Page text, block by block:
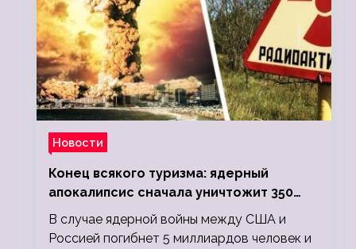
Новости
Конец всякого туризма: ядерный
апокалипсис сначала уничтожит 350
миллионов, а потом 5 миллиардов
людей
В случае ядерной войны между США и
Россией погибнет 5 миллиардов человек и